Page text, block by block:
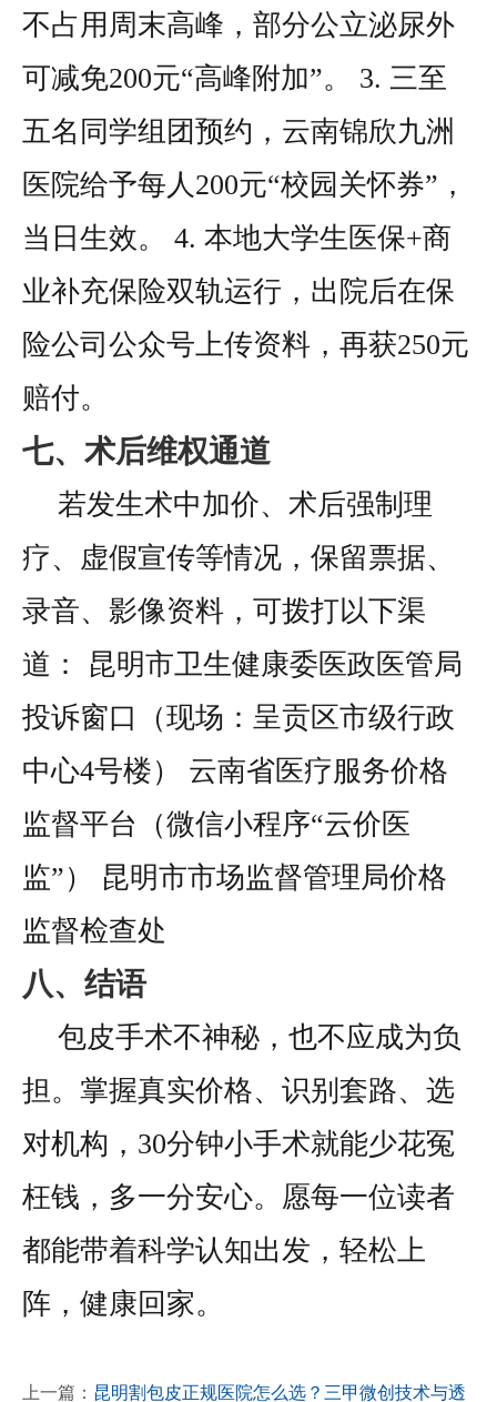
不占用周末高峰，部分公立泌尿外
可减免200元“高峰附加”。
3. 三至
五名同学组团预约，云南锦欣九洲
医院给予每人200元“校园关怀券”，
当日生效。
4. 本地大学生医保+商
业补充保险双轨运行，出院后在保
险公司公众号上传资料，再获250元
赔付。
七、术后维权通道
若发生术中加价、术后强制理
疗、虚假宣传等情况，保留票据、
录音、影像资料，可拨打以下渠
道：
昆明市卫生健康委医政医管局
投诉窗口（现场：呈贡区市级行政
中心4号楼）
云南省医疗服务价格
监督平台（微信小程序“云价医
监”）
昆明市市场监督管理局价格
监督检查处
八、结语
包皮手术不神秘，也不应成为负
担。掌握真实价格、识别套路、选
对机构，30分钟小手术就能少花冤
枉钱，多一分安心。愿每一位读者
都能带着科学认知出发，轻松上
阵，健康回家。
上一篇： 昆明割包皮正规医院怎么选？三甲微创技术与透